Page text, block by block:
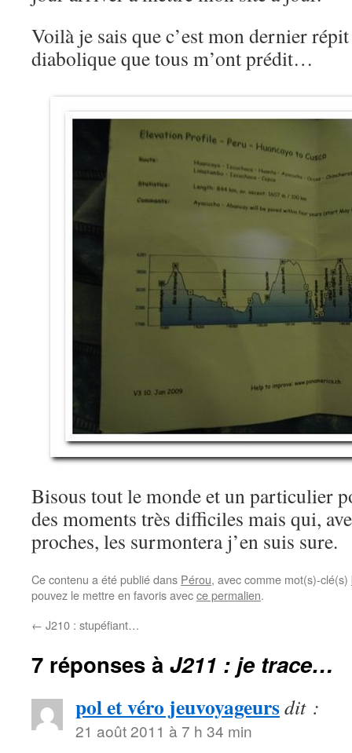
Voilà je sais que c’est mon dernier
diabolique que tous m’ont prédit…
Bisous tout le monde et un particulier
des moments très difficiles mais qui,
proches, les surmontera j’en suis sure.
Ce contenu a été publié dans Pérou, avec comme mot(s)-clé(s)
pouvez le mettre en favoris avecce permalien.
← J210 : stupéfiant…
7 réponses à J211 : je trace…
pol et véro jeuvoyageursdit :
21 août 2011 à 7 h 34 min